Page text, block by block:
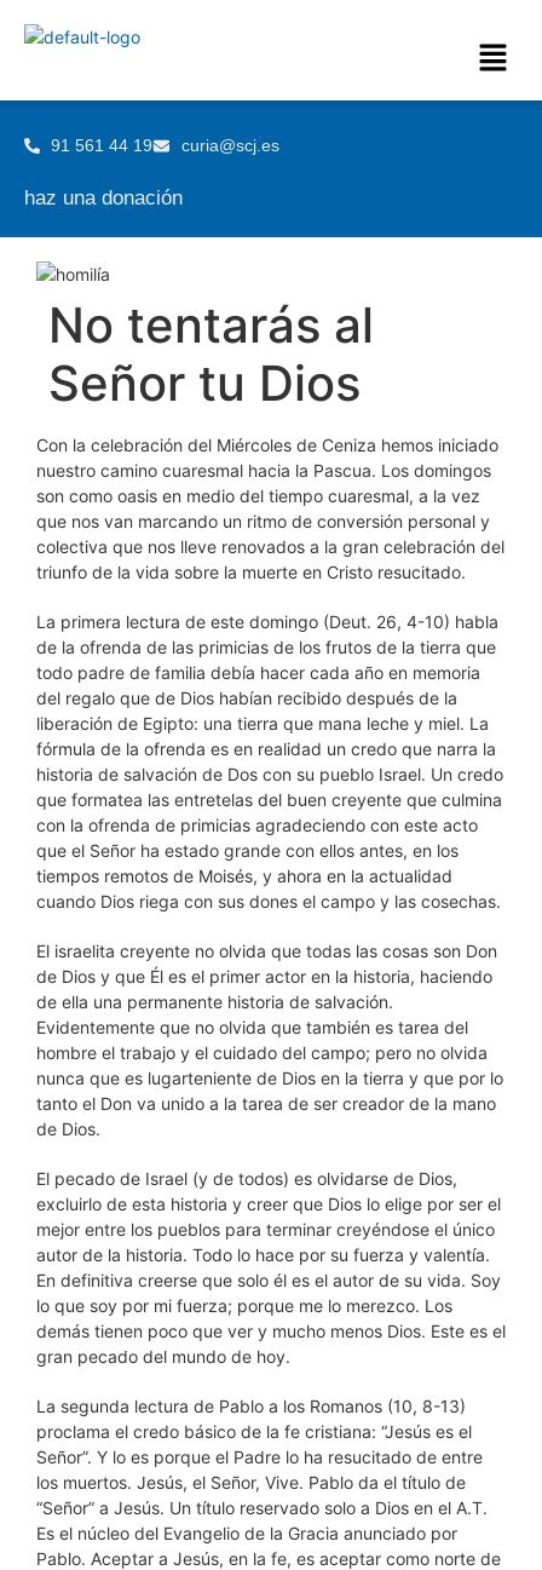
91 561 44 19 curia@scj.es
haz una donación
No tentarás al
Señor tu Dios
Con la celebración del Miércoles de Ceniza hemos iniciado
nuestro camino cuaresmal hacia la Pascua. Los domingos
son como oasis en medio del tiempo cuaresmal, a la vez
que nos van marcando un ritmo de conversión personal y
colectiva que nos lleve renovados a la gran celebración del
triunfo de la vida sobre la muerte en Cristo resucitado.
La primera lectura de este domingo (Deut. 26, 4-10) habla
de la ofrenda de las primicias de los frutos de la tierra que
todo padre de familia debía hacer cada año en memoria
del regalo que de Dios habían recibido después de la
liberación de Egipto: una tierra que mana leche y miel. La
fórmula de la ofrenda es en realidad un credo que narra la
historia de salvación de Dos con su pueblo Israel. Un credo
que formatea las entretelas del buen creyente que culmina
con la ofrenda de primicias agradeciendo con este acto
que el Señor ha estado grande con ellos antes, en los
tiempos remotos de Moisés, y ahora en la actualidad
cuando Dios riega con sus dones el campo y las cosechas.
El israelita creyente no olvida que todas las cosas son Don
de Dios y que Él es el primer actor en la historia, haciendo
de ella una permanente historia de salvación.
Evidentemente que no olvida que también es tarea del
hombre el trabajo y el cuidado del campo; pero no olvida
nunca que es lugarteniente de Dios en la tierra y que por lo
tanto el Don va unido a la tarea de ser creador de la mano
de Dios.
El pecado de Israel (y de todos) es olvidarse de Dios,
excluirlo de esta historia y creer que Dios lo elige por ser el
mejor entre los pueblos para terminar creyéndose el único
autor de la historia. Todo lo hace por su fuerza y valentía.
En definitiva creerse que solo él es el autor de su vida. Soy
lo que soy por mi fuerza; porque me lo merezco. Los
demás tienen poco que ver y mucho menos Dios. Este es el
gran pecado del mundo de hoy.
La segunda lectura de Pablo a los Romanos (10, 8-13)
proclama el credo básico de la fe cristiana: “Jesús es el
Señor”. Y lo es porque el Padre lo ha resucitado de entre
los muertos. Jesús, el Señor, Vive. Pablo da el título de
“Señor” a Jesús. Un título reservado solo a Dios en el A.T.
Es el núcleo del Evangelio de la Gracia anunciado por
Pablo. Aceptar a Jesús, en la fe, es aceptar como norte de